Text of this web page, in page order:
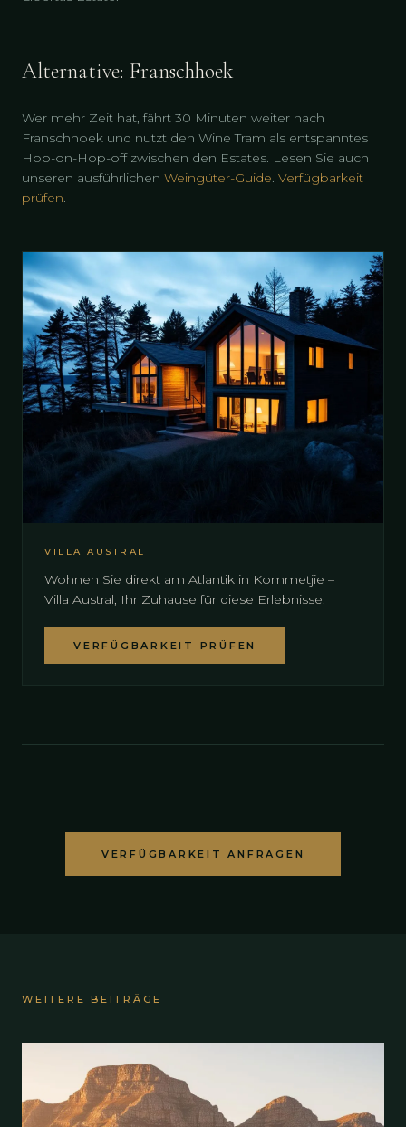
Alternative: Franschhoek
Wer mehr Zeit hat, fährt 30 Minuten weiter nach
Franschhoek und nutzt den Wine Tram als entspanntes
Hop-on-Hop-off zwischen den Estates. Lesen Sie auch
unseren ausführlichen Weingüter-Guide. Verfügbarkeit
prüfen.
VILLA AUSTRAL
Wohnen Sie direkt am Atlantik in Kommetjie –
Villa Austral, Ihr Zuhause für diese Erlebnisse.
VERFÜGBARKEIT PRÜFEN
VERFÜGBARKEIT ANFRAGEN
WEITERE BEITRÄGE